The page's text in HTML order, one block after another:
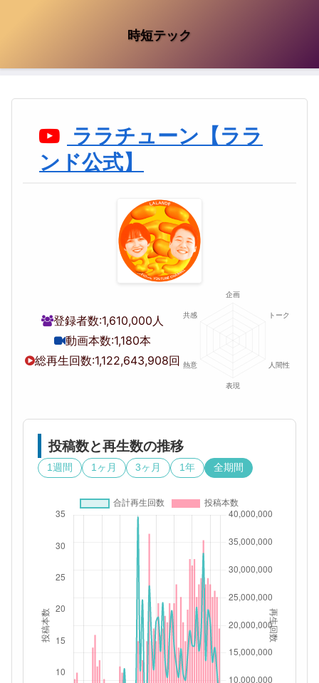
時短テック
ララチューン【ララ
ンド公式】
登録者数:1,610,000人
動画本数:1,180本
総再生回数:1,122,643,908回
投稿数と再生数の推移
1週間 1ヶ月 3ヶ月 1年 全期間